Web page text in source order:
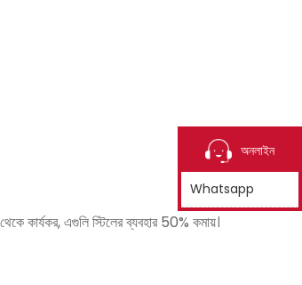
কার্যকর, এগুলি স্টিলের ব্যবহার 50% কমায়।
অনলাইন
Whatsapp